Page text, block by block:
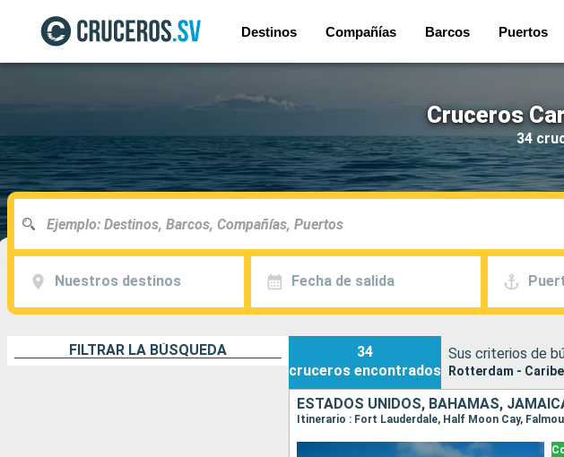
Destinos Compañías Barcos Puertos
Cruceros
34
Nuestros destinos Fecha de salida
FILTRAR LA BÚSQUEDA
34
cruceros encontrados
Sus criterios de
Rotterdam - Caribe